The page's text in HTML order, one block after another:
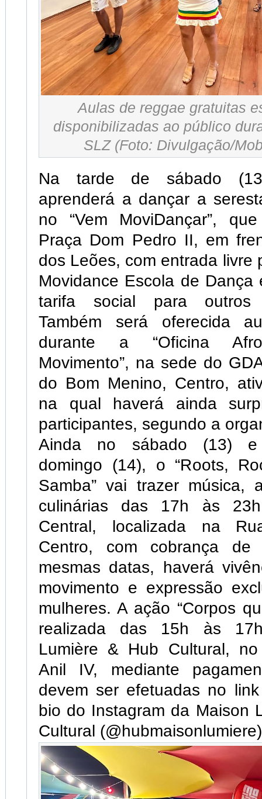
Aulas de reggae gratuitas
disponibilizadas ao público
SLZ (Foto: Divulgação/
Na tarde de sábado
aprenderá a dançar a
no “Vem MoviDançar”,
Praça Dom Pedro II, em
dos Leões, com entrada livre
Movidance Escola de Dança
tarifa social para outros
Também será oferecida
durante a “Oficina
Movimento”, na sede do
do Bom Menino, Centro,
na qual haverá ainda
participantes, segundo a
Ainda no sábado (13)
domingo (14), o “Roots,
Samba” vai trazer música,
culinárias das 17h às
Central, localizada na
Centro, com cobrança de
mesmas datas, haverá
movimento e expressão
mulheres. A ação “Corpos
realizada das 15h às
Lumière & Hub Cultural,
Anil IV, mediante
devem ser efetuadas no
bio do Instagram da Maison
Cultural